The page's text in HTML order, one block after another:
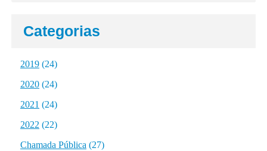
Categorias
2019(24)
2020(24)
2021 (24)
2022 (22)
Chamada Pública (27)